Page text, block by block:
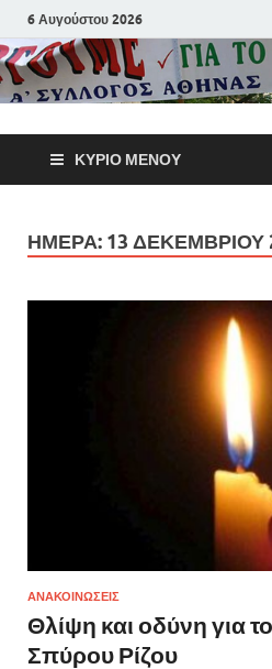
6 Αυγούστου 2026
ΚΎΡΙΟ ΜΕΝΟΎ
ΗΜΈΡΑ: 13 ΔΕΚΕΜΒΡΊΟΥ
ΑΝΑΚΟΙΝΩΣΕΙΣ
Θλίψη και οδύνη για
Σπύρου Ρίζου